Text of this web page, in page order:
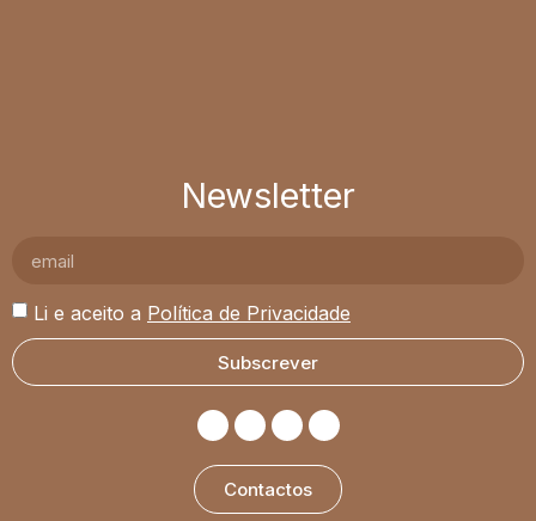
Newsletter
Li e aceito a Política de Privacidade
Subscrever
Contactos